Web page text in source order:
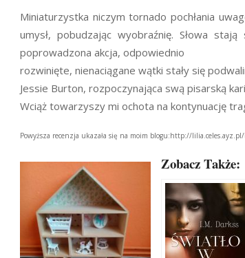
Miniaturzystka niczym tornado pochłania
umysł, pobudzając wyobraźnię. Słowa
poprowadzona akcja, odpowiednio
rozwinięte, nienaciągane wątki stały się
Jessie Burton, rozpoczynająca swą pisarską
Wciąż towarzyszy mi ochota na kontynuację
Powyższa recenzja ukazała się na moim blogu:http://
Zobacz Także: